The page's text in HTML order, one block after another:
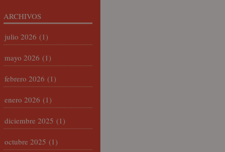
ARCHIVOS
julio 2026 (1)
mayo 2026 (1)
febrero 2026 (1)
enero 2026 (1)
diciembre 2025 (1)
octubre 2025 (1)